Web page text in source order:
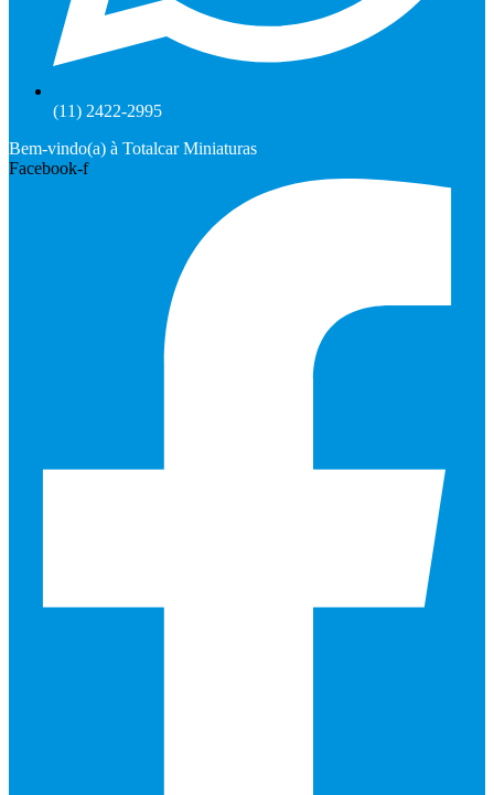
(11) 2422-2995
Bem-vindo(a) à Totalcar Miniaturas
Facebook-f